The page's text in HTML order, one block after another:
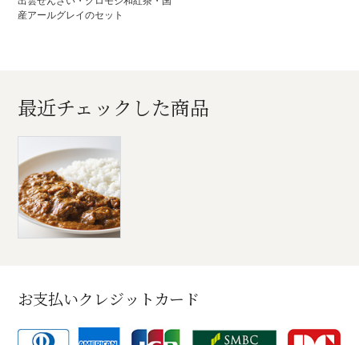
産アールグレイのセット
最近チェックした商品
お支払いクレジットカード